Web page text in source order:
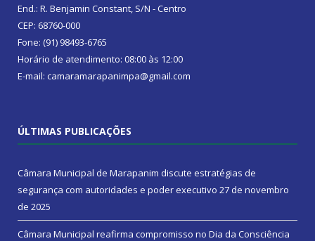
End.: R. Benjamin Constant, S/N - Centro
CEP: 68760-000
Fone: (91) 98493-6765
Horário de atendimento: 08:00 às 12:00
E-mail: camaramarapanimpa@gmail.com
ÚLTIMAS PUBLICAÇÕES
Câmara Municipal de Marapanim discute estratégias de
segurança com autoridades e poder executivo 27 de novembro
de 2025
Câmara Municipal reafirma compromisso no Dia da Consciência